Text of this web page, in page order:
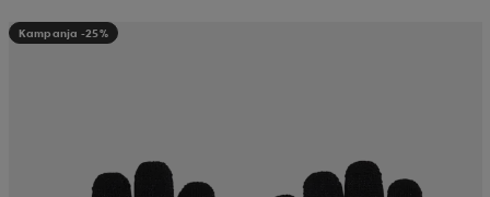
Kampanja -25%